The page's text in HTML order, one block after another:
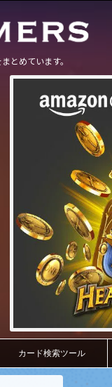
とめています。
カード検索ツール